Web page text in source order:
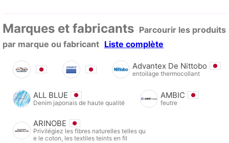
Marques et fabricants Parcourir les produits
par marque ou fabricant Liste complète
Advantex De Nittobo
entoilage thermocollant
ALL BLUE
Denim japonais de haute qualité
AMBIC
feutre
ARINOBE
Privilégiez les fibres naturelles telles qu
e le coton, les textiles teints en fil